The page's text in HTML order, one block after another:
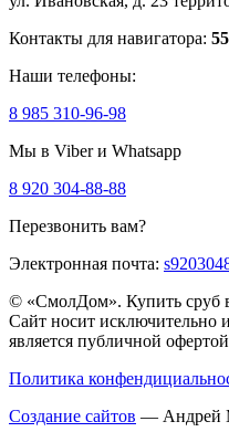
Контакты для навигатора:
Наши телефоны:
8 985 310-96-98
Мы в Viber и Whatsapp
8 920 304-88-88
Перезвонить вам?
Электронная почта:
© «СмолДом». Купить сруб
Сайт носит исключительно
является публичной
Политика
Создание сайтов — Андрей